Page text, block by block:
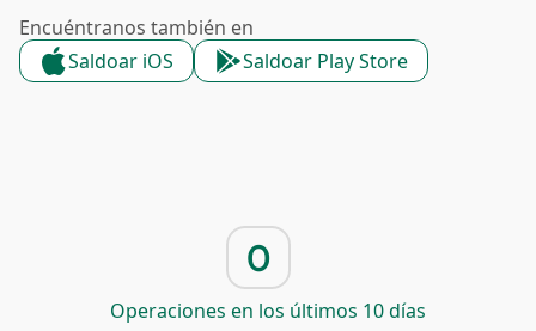
Encuéntranos también en
Saldoar iOS
Saldoar Play Store
0
Operaciones en los últimos 10 días